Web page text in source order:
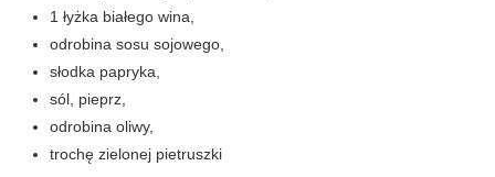
na grilla
karnawał
Wielkanoc
Boże Narodzenie
1 łyżka białego wina,
odrobina sosu sojowego,
słodka papryka,
sól, pieprz,
odrobina oliwy,
trochę zielonej pietruszki